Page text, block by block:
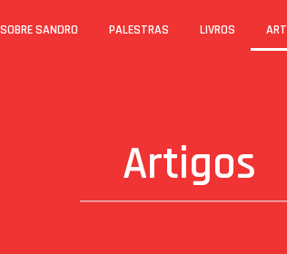
SOBRE SANDRO PALESTRAS LIVROS
Artigos